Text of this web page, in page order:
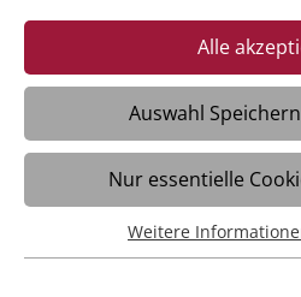
Neue
Dußlingen
Dusslingen – Das
Dußlingen der Stiftung
1. Juli eine neue
Pflegedienstleitung in
Helen Picón de
Alle
Auswahl
Nur essentielle
Essentiell
Essentielle Cookies werden für
Weitere